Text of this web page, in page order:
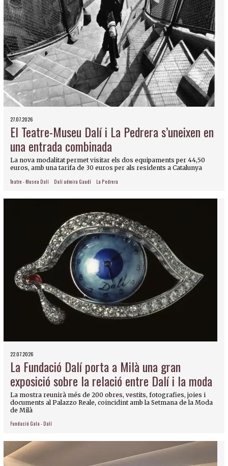
27.07.2026
El Teatre-Museu Dalí i La Pedrera s’uneixen en
una entrada combinada
La nova modalitat permet visitar els dos equipaments per 44,50
euros, amb una tarifa de 30 euros per als residents a Catalunya
Teatre - Museu Dalí Dalí admira Gaudí La Pedrera
22.07.2026
La Fundació Dalí porta a Milà una gran
exposició sobre la relació entre Dalí i la moda
La mostra reunirà més de 200 obres, vestits, fotografies, joies i
documents al Palazzo Reale, coincidint amb la Setmana de la Moda
de Milà
Fundació Gala - Dalí